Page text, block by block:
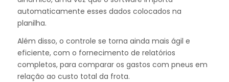
automaticamente esses dados colocados na
planilha.
Além disso, o controle se torna ainda mais ágil e
eficiente, com o fornecimento de relatórios
completos, para comparar os gastos com pneus em
relação ao custo total da frota.